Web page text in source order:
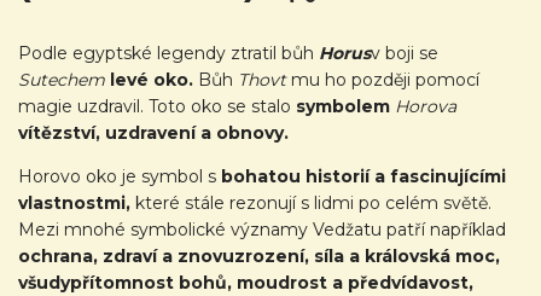
Podle egyptské legendy ztratil bůh Horusv boji se
Sutechem levé oko. Bůh Thovtmu ho později pomocí
magie uzdravil. Toto oko se stalo symbolem Horova
vítězství, uzdravení a obnovy.
Horovo oko je symbol s bohatou historií a fascinujícími
vlastnostmi, které stále rezonují s lidmi po celém světě.
Mezi mnohé symbolické významy Vedžatu patří například
ochrana, zdraví a znovuzrození, síla a královská moc,
všudypřítomnost bohů, moudrost a předvídavost,